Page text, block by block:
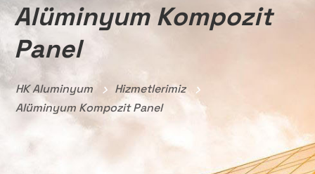
Alüminyum Kompozit
Panel
HK Aluminyum
Hizmetlerimiz
Alüminyum Kompozit Panel